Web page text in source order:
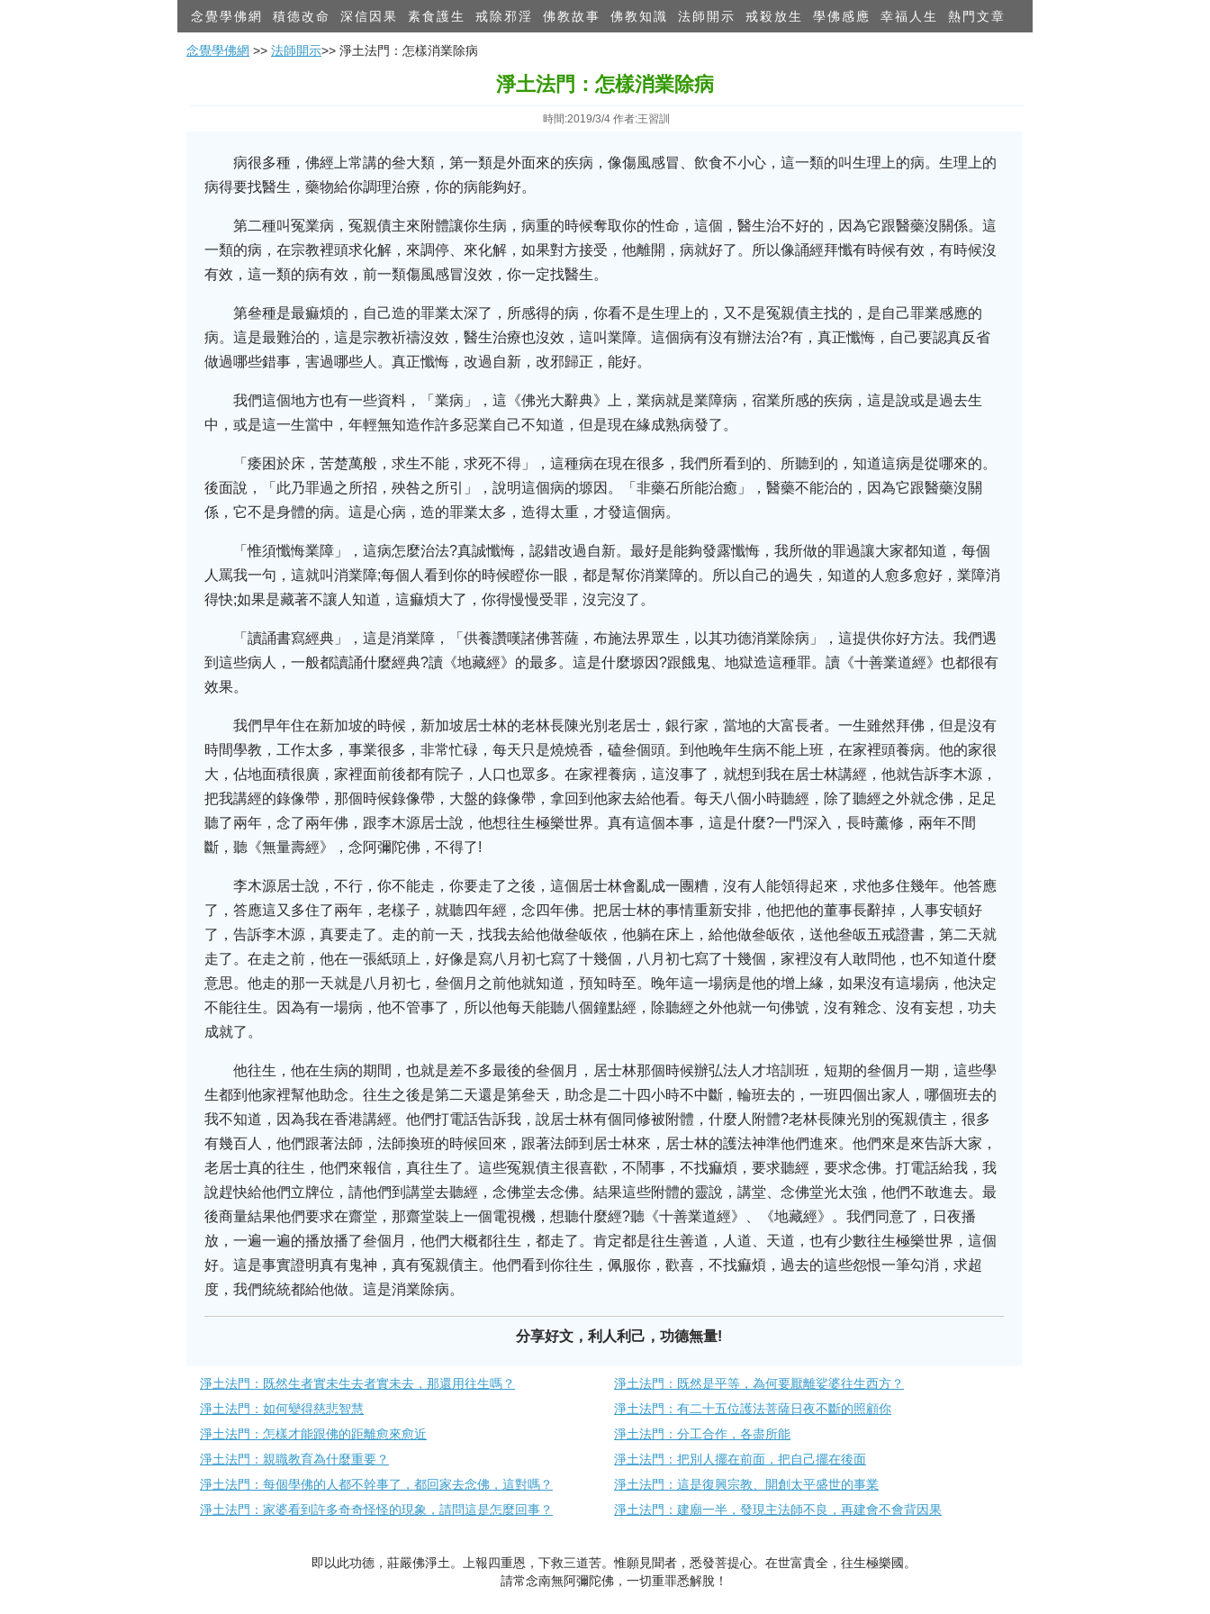
念覺學佛網 積德改命 深信因果 素食護生 戒除邪淫 佛教故事 佛教知識 法師開示 戒殺放生 學佛感應 幸福人生 熱門文章
念覺學佛網 >> 法師開示>> 淨土法門：怎樣消業除病
淨土法門：怎樣消業除病
時間:2019/3/4 作者:王習訓
病很多種，佛經上常講的叄大類，第一類是外面來的疾病，像傷風感冒、飲食不小心，這一類的叫生理上的病。生理上的
病得要找醫生，藥物給你調理治療，你的病能夠好。
第二種叫冤業病，冤親債主來附體讓你生病，病重的時候奪取你的性命，這個，醫生治不好的，因為它跟醫藥沒關係。這
一類的病，在宗教裡頭求化解，來調停、來化解，如果對方接受，他離開，病就好了。所以像誦經拜懺有時候有效，有時候沒
有效，這一類的病有效，前一類傷風感冒沒效，你一定找醫生。
第叄種是最痲煩的，自己造的罪業太深了，所感得的病，你看不是生理上的，又不是冤親債主找的，是自己罪業感應的
病。這是最難治的，這是宗教祈禱沒效，醫生治療也沒效，這叫業障。這個病有沒有辦法治?有，真正懺悔，自己要認真反省
做過哪些錯事，害過哪些人。真正懺悔，改過自新，改邪歸正，能好。
我們這個地方也有一些資料，「業病」，這《佛光大辭典》上，業病就是業障病，宿業所感的疾病，這是說或是過去生
中，或是這一生當中，年輕無知造作許多惡業自己不知道，但是現在緣成熟病發了。
「痿困於床，苦楚萬般，求生不能，求死不得」，這種病在現在很多，我們所看到的、所聽到的，知道這病是從哪來的。
後面說，「此乃罪過之所招，殃咎之所引」，說明這個病的塬因。「非藥石所能治癒」，醫藥不能治的，因為它跟醫藥沒關
係，它不是身體的病。這是心病，造的罪業太多，造得太重，才發這個病。
「惟須懺悔業障」，這病怎麼治法?真誠懺悔，認錯改過自新。最好是能夠發露懺悔，我所做的罪過讓大家都知道，每個
人罵我一句，這就叫消業障;每個人看到你的時候瞪你一眼，都是幫你消業障的。所以自己的過失，知道的人愈多愈好，業障消
得快;如果是藏著不讓人知道，這痲煩大了，你得慢慢受罪，沒完沒了。
「讀誦書寫經典」，這是消業障，「供養讚嘆諸佛菩薩，布施法界眾生，以其功德消業除病」，這提供你好方法。我們遇
到這些病人，一般都讀誦什麼經典?讀《地藏經》的最多。這是什麼塬因?跟餓鬼、地獄造這種罪。讀《十善業道經》也都很有
效果。
我們早年住在新加坡的時候，新加坡居士林的老林長陳光別老居士，銀行家，當地的大富長者。一生雖然拜佛，但是沒有
時間學教，工作太多，事業很多，非常忙碌，每天只是燒燒香，磕叄個頭。到他晚年生病不能上班，在家裡頭養病。他的家很
大，佔地面積很廣，家裡面前後都有院子，人口也眾多。在家裡養病，這沒事了，就想到我在居士林講經，他就告訴李木源，
把我講經的錄像帶，那個時候錄像帶，大盤的錄像帶，拿回到他家去給他看。每天八個小時聽經，除了聽經之外就念佛，足足
聽了兩年，念了兩年佛，跟李木源居士說，他想往生極樂世界。真有這個本事，這是什麼?一門深入，長時薰修，兩年不間
斷，聽《無量壽經》，念阿彌陀佛，不得了!
李木源居士說，不行，你不能走，你要走了之後，這個居士林會亂成一團糟，沒有人能領得起來，求他多住幾年。他答應
了，答應這又多住了兩年，老樣子，就聽四年經，念四年佛。把居士林的事情重新安排，他把他的董事長辭掉，人事安頓好
了，告訴李木源，真要走了。走的前一天，找我去給他做叄皈依，他躺在床上，給他做叄皈依，送他叄皈五戒證書，第二天就
走了。在走之前，他在一張紙頭上，好像是寫八月初七寫了十幾個，八月初七寫了十幾個，家裡沒有人敢問他，也不知道什麼
意思。他走的那一天就是八月初七，叄個月之前他就知道，預知時至。晚年這一場病是他的增上緣，如果沒有這場病，他決定
不能往生。因為有一場病，他不管事了，所以他每天能聽八個鐘點經，除聽經之外他就一句佛號，沒有雜念、沒有妄想，功夫
成就了。
他往生，他在生病的期間，也就是差不多最後的叄個月，居士林那個時候辦弘法人才培訓班，短期的叄個月一期，這些學
生都到他家裡幫他助念。往生之後是第二天還是第叄天，助念是二十四小時不中斷，輪班去的，一班四個出家人，哪個班去的
我不知道，因為我在香港講經。他們打電話告訴我，說居士林有個同修被附體，什麼人附體?老林長陳光別的冤親債主，很多
有幾百人，他們跟著法師，法師換班的時候回來，跟著法師到居士林來，居士林的護法神準他們進來。他們來是來告訴大家，
老居士真的往生，他們來報信，真往生了。這些冤親債主很喜歡，不鬧事，不找痲煩，要求聽經，要求念佛。打電話給我，我
說趕快給他們立牌位，請他們到講堂去聽經，念佛堂去念佛。結果這些附體的靈說，講堂、念佛堂光太強，他們不敢進去。最
後商量結果他們要求在齋堂，那齋堂裝上一個電視機，想聽什麼經?聽《十善業道經》、《地藏經》。我們同意了，日夜播
放，一遍一遍的播放播了叄個月，他們大概都往生，都走了。肯定都是往生善道，人道、天道，也有少數往生極樂世界，這個
好。這是事實證明真有鬼神，真有冤親債主。他們看到你往生，佩服你，歡喜，不找痲煩，過去的這些怨恨一筆勾消，求超
度，我們統統都給他做。這是消業除病。
分享好文，利人利己，功德無量!
淨土法門：既然生者實未生去者實未去，那還用往生嗎？
淨土法門：既然是平等，為何要厭離娑婆往生西方？
淨土法門：如何變得慈悲智慧
淨土法門：有二十五位護法菩薩日夜不斷的照顧你
淨土法門：怎樣才能跟佛的距離愈來愈近
淨土法門：分工合作，各盡所能
淨土法門：親職教育為什麼重要？
淨土法門：把別人擺在前面，把自己擺在後面
淨土法門：每個學佛的人都不幹事了，都回家去念佛，這對嗎？
淨土法門：這是復興宗教、開創太平盛世的事業
淨土法門：家婆看到許多奇奇怪怪的現象，請問這是怎麼回事？
淨土法門：建廟一半，發現主法師不良，再建會不會背因果
即以此功德，莊嚴佛淨土。上報四重恩，下救三道苦。惟願見聞者，悉發菩提心。在世富貴全，往生極樂國。
請常念南無阿彌陀佛，一切重罪悉解脫！